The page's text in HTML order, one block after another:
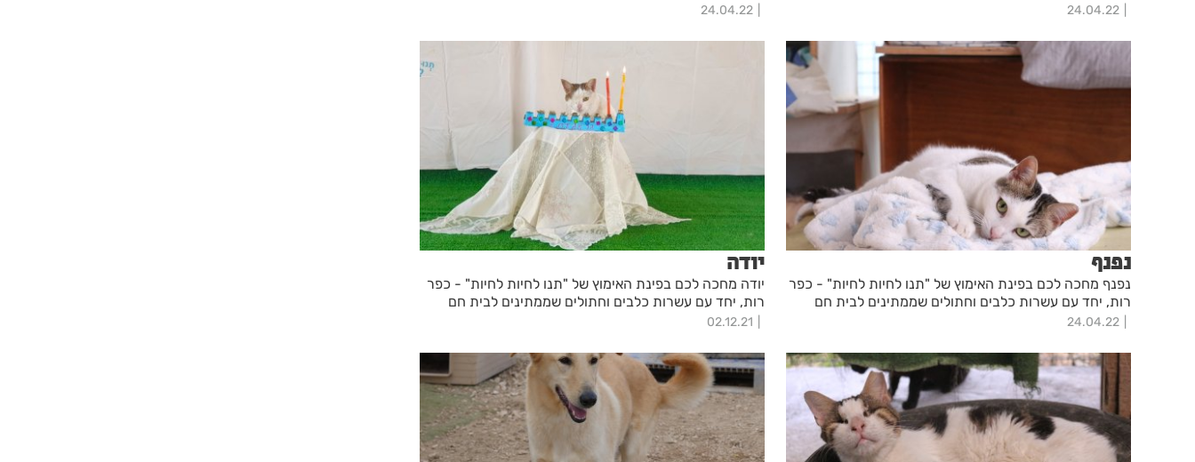
24.04.22
24.04.22
נפנף
נפנף מחכה לכם בפינת האימוץ של "תנו לחיות לחיות" - כפר
רות, יחד עם עשרות כלבים וחתולים שממתינים לבית חם
24.04.22
יודה
יודה מחכה לכם בפינת האימוץ של "תנו לחיות לחיות" - כפר
רות, יחד עם עשרות כלבים וחתולים שממתינים לבית חם
02.12.21